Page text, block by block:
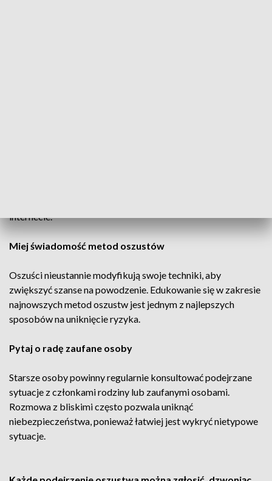
internecie.
Miej świadomość metod oszustów
Oszuści nieustannie modyfikują swoje techniki, aby
zwiększyć szanse na powodzenie. Edukowanie się w zakresie
najnowszych metod oszustw jest jednym z najlepszych
sposobów na uniknięcie ryzyka.
Pytaj o radę zaufane osoby
Starsze osoby powinny regularnie konsultować podejrzane
sytuacje z członkami rodziny lub zaufanymi osobami.
Rozmowa z bliskimi często pozwala uniknąć
niebezpieczeństwa, ponieważ łatwiej jest wykryć nietypowe
sytuacje.